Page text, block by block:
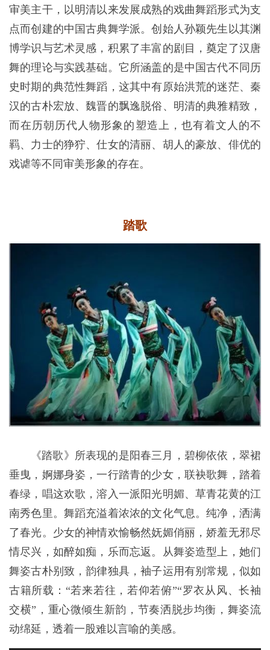
审美主干，以明清以来发展成熟的戏曲舞蹈形式为支
点而创建的中国古典舞学派。创始人孙颖先生以其渊
博学识与艺术灵感，积累了丰富的剧目，奠定了汉唐
舞的理论与实践基础。它所涵盖的是中国古代不同历
史时期的典范性舞蹈，这其中有原始洪荒的迷茫、秦
汉的古朴宏放、魏晋的飘逸脱俗、明清的典雅精致，
而在历朝历代人物形象的塑造上，也有着文人的不
羁、力士的狰狞、仕女的清丽、胡人的豪放、俳优的
戏谑等不同审美形象的存在。
踏歌
《踏歌》所表现的是阳春三月，碧柳依依，翠裙
垂曳，婀娜身姿，一行踏青的少女，联袂歌舞，踏着
春绿，唱这欢歌，溶入一派阳光明媚、草青花黄的江
南秀色里。舞蹈充溢着浓浓的文化气息。纯净，洒满
了春光。少女的神情欢愉畅然妩媚俏丽，娇羞无邪尽
情尽兴，如醉如痴，乐而忘返。从舞姿造型上，她们
舞姿古朴别致，韵律独具，袖子运用有别常规，似如
古籍所载：“若来若往，若仰若俯”“罗衣从风、长袖
交横”，重心微倾生新韵，节奏洒脱步均衡，舞姿流
动绵延，透着一股难以言喻的美感。